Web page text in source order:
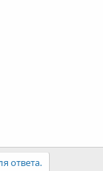
ответа.